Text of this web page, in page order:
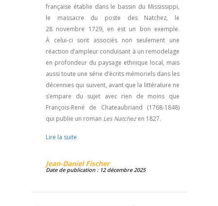
française établie dans le bassin du Mississippi,
le massacre du poste des Natchez, le
28 novembre 1729, en est un bon exemple.
À celui-ci sont associés non seulement une
réaction d’ampleur conduisant à un remodelage
en profondeur du paysage ethnique local, mais
aussi toute une série d’écrits mémoriels dans les
décennies qui suivent, avant que la littérature ne
s’empare du sujet avec rien de moins que
François-René de Chateaubriand (1768-1848)
qui publie un roman Les Natchezen 1827.
Lire la suite
Jean-Daniel Fischer
Date de publication : 12 décembre 2025